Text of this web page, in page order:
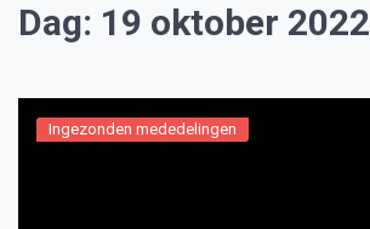
Dag: 19 oktober 2022
Ingezonden mededelingen